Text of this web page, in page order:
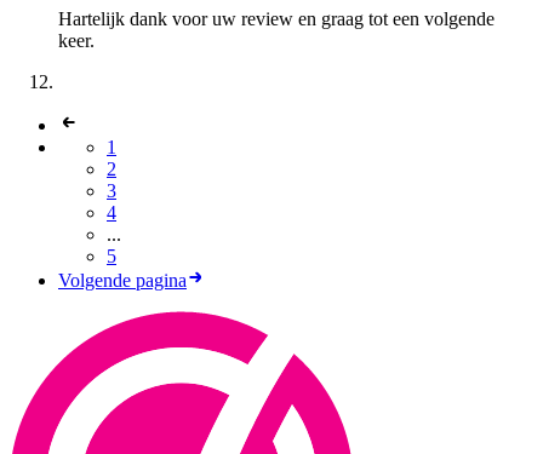
Hartelijk dank voor uw review en graag tot een volgende
keer.
1
2
3
4
...
5
Volgende pagina